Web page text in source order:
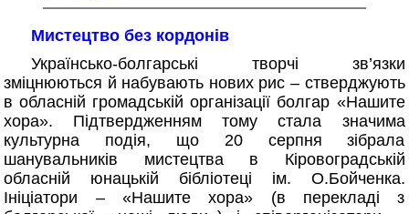
Мистецтво без кордонів
Українсько-болгарські творчі зв’язки
зміцнюються й набувають нових рис – стверджують
в обласній громадській організації болгар «Нашите
хора». Підтвердженням тому стала значима
культурна подія, що 20 серпня зібрала
шанувальників мистецтва в Кіровоградській
обласній юнацькій бібліотеці ім. О.Бойченка.
Ініціатори – «Нашите хора» (в перекладі з